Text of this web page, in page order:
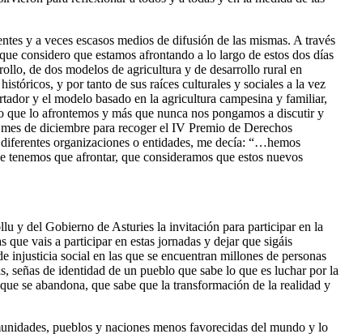
y a veces escasos medios de difusión de las mismas. A través
considero que estamos afrontando a lo largo de estos dos días
de dos modelos de agricultura y de desarrollo rural en
y por tanto de sus raíces culturales y sociales a la vez
y el modelo basado en la agricultura campesina y familiar,
lo afrontemos y más que nunca nos pongamos a discutir y
de diciembre para recoger el IV Premio de Derechos
organizaciones o entidades, me decía: “…hemos
que afrontar, que consideramos que estos nuevos
y del Gobierno de Asturies la invitación para participar en la
vais a participar en estas jornadas y dejar que sigáis
injusticia social en las que se encuentran millones de personas
de identidad de un pueblo que sabe lo que es luchar por la
se abandona, que sabe que la transformación de la realidad y
pueblos y naciones menos favorecidas del mundo y lo